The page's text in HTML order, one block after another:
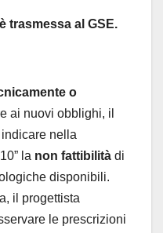
trasmessa al GSE.
o
ai nuovi obblighi, il
nella
la non fattibilità di
disponibili.
il progettista
le prescrizioni